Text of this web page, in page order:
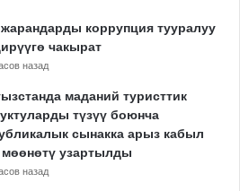
коррупция тууралуу
чакырат
назад
маданий туристтик
түзүү боюнча
сынакка арыз кабыл
мөөнөтү узартылды
назад